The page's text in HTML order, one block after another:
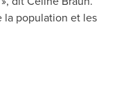
la population et les